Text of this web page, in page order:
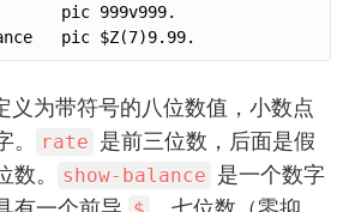
pic 999v999.
pic $Z(7)9.99.
义为带符号的八位数值，小数点
rate 是前三位数，后面是假
。
show-balance 是一个数字